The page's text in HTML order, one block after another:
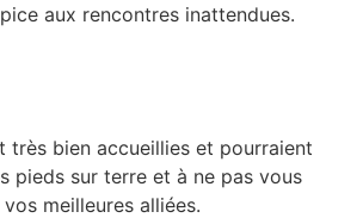
aux rencontres inattendues.
très bien accueillies et pourraient
pieds sur terre et à ne pas vous
meilleures alliées.